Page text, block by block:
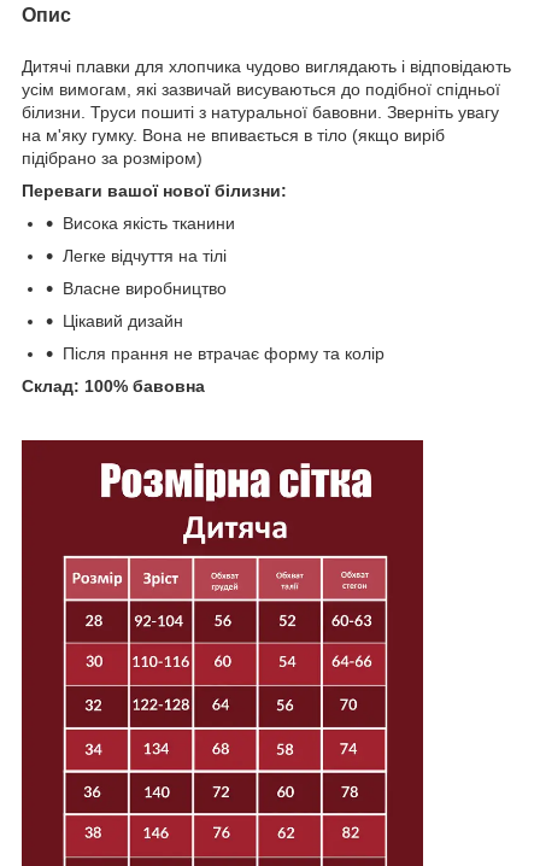
Опис
Дитячі плавки для хлопчика чудово виглядають і відповідають
усім вимогам, які зазвичай висуваються до подібної спідньої
білизни. Труси пошиті з натуральної бавовни. Зверніть увагу
на м'яку гумку. Вона не впивається в тіло (якщо виріб
підібрано за розміром)
Переваги вашої нової білизни:
Висока якість тканини
Легке відчуття на тілі
Власне виробництво
Цікавий дизайн
Після прання не втрачає форму та колір
Склад: 100% бавовна